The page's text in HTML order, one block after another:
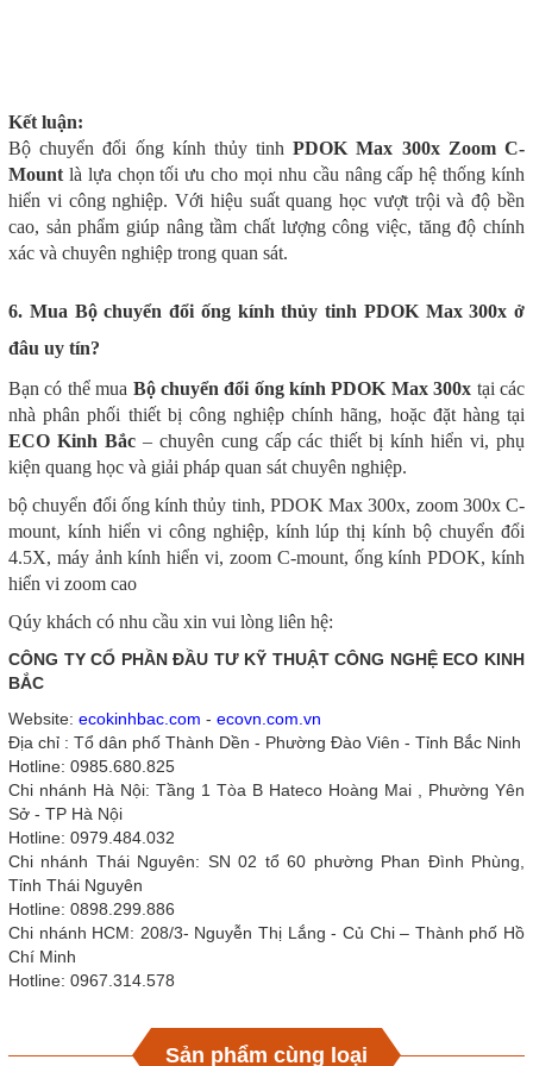
Kết luận:
Bộ chuyển đổi ống kính thủy tinhPDOK Max 300x Zoom C-
Mount là lựa chọn tối ưu cho mọi nhu cầu nâng cấp hệ thống kính
hiển vi công nghiệp. Với hiệu suất quang học vượt trội và độ bền
cao, sản phẩm giúp nâng tầm chất lượng công việc, tăng độ chính
xác và chuyên nghiệp trong quan sát.
6. Mua Bộ chuyển đổi ống kính thủy tinh PDOK Max 300x ở
đâu uy tín?
Bạn có thể mua Bộ chuyển đổi ống kính PDOK Max 300x tại các
nhà phân phối thiết bị công nghiệp chính hãng, hoặc đặt hàng tại
ECO Kinh Bắc– chuyên cung cấp các thiết bị kính hiển vi, phụ
kiện quang học và giải pháp quan sát chuyên nghiệp.
bộ chuyển đổi ống kính thủy tinh, PDOK Max 300x, zoom 300x C-
mount, kính hiển vi công nghiệp, kính lúp thị kính bộ chuyển đổi
4.5X, máy ảnh kính hiển vi, zoom C-mount, ống kính PDOK, kính
hiển vi zoom cao
Qúy khách có nhu cầu xin vui lòng liên hệ:
CÔNG TY CỔ PHẦN ĐẦU TƯ KỸ THUẬT CÔNG NGHỆ ECO KINH
BẮC
Website: ecokinhbac.com - ecovn.com.vn
Địa chỉ : Tổ dân phố Thành Dền - Phường Đào Viên - Tỉnh Bắc Ninh
Hotline: 0985.680.825
Chi nhánh Hà Nội: Tầng 1 Tòa B Hateco Hoàng Mai , Phường Yên
Sở - TP Hà Nội
Hotline: 0979.484.032
Chi nhánh Thái Nguyên: SN 02 tổ 60 phường Phan Đình Phùng,
Tỉnh Thái Nguyên
Hotline: 0898.299.886
Chi nhánh HCM: 208/3- Nguyễn Thị Lắng - Củ Chi – Thành phố Hồ
Chí Minh
Hotline: 0967.314.578
Sản phẩm cùng loại